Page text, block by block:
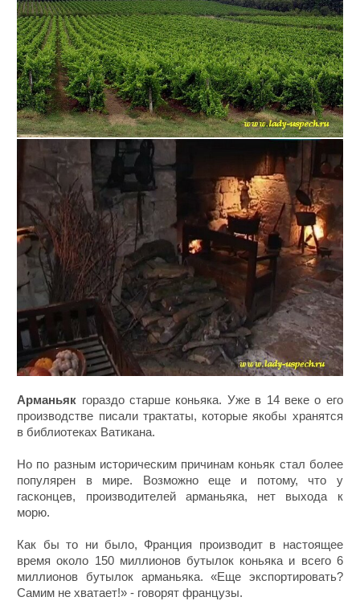
Арманьяк гораздо старше коньяка. Уже в 14 веке о его
производстве писали трактаты, которые якобы хранятся
в библиотеках Ватикана.
Но по разным историческим причинам коньяк стал более
популярен в мире. Возможно еще и потому, что у
гасконцев, производителей арманьяка, нет выхода к
морю.
Как бы то ни было, Франция производит в настоящее
время около 150 миллионов бутылок коньяка и всего 6
миллионов бутылок арманьяка. «Еще экспортировать?
Самим не хватает!» - говорят французы.